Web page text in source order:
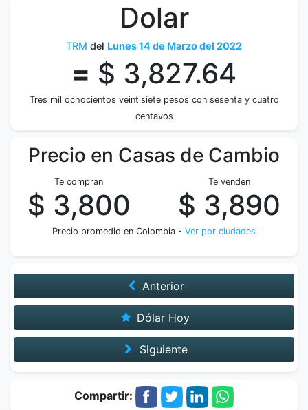
Dolar
TRM del Lunes 14 de Marzo del 2022
= $ 3,827.64
Tres mil ochocientos veintisiete pesos con sesenta y cuatro
centavos
Precio en Casas de Cambio
Te compran
$ 3,800
Te venden
$ 3,890
Precio promedio en Colombia - Ver por ciudades
Anterior
Dólar Hoy
Siguiente
Compartir: